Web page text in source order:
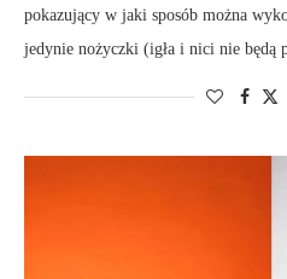
pokazujący w jaki sposób można
jedynie nożyczki (igła i nici nie będą